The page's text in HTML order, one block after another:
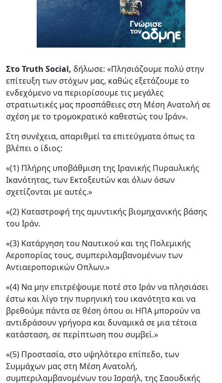
Στο Truth Social, δήλωσε: «Πλησιάζουμε πολύ στην
επίτευξη των στόχων μας, καθώς εξετάζουμε το
ενδεχόμενο να περιορίσουμε τις μεγάλες
στρατιωτικές μας προσπάθειες στη Μέση Ανατολή σε
σχέση με το τρομοκρατικό καθεστώς του Ιράν».
Στη συνέχεια, απαριθμεί τα επιτεύγματα όπως τα
βλέπει ο ίδιος:
«(1) Πλήρης υποβάθμιση της Ιρανικής Πυραυλικής
Ικανότητας, των Εκτοξευτών και όλων όσων
σχετίζονται με αυτές.»
«(2) Καταστροφή της αμυντικής βιομηχανικής βάσης
του Ιράν.
«(3) Κατάργηση του Ναυτικού και της Πολεμικής
Αεροπορίας τους, συμπεριλαμβανομένων των
Αντιαεροπορικών Οπλων.»
«(4) Να μην επιτρέψουμε ποτέ στο Ιράν να πλησιάσει
έστω και λίγο την πυρηνική του ικανότητα και να
βρεθούμε πάντα σε θέση όπου οι ΗΠΑ μπορούν να
αντιδράσουν γρήγορα και δυναμικά σε μια τέτοια
κατάσταση, σε περίπτωση που συμβεί.»
«(5) Προστασία, στο υψηλότερο επίπεδο, των
Συμμάχων μας στη Μέση Ανατολή,
συμπεριλαμβανομένων του Ισραήλ, της Σαουδικής